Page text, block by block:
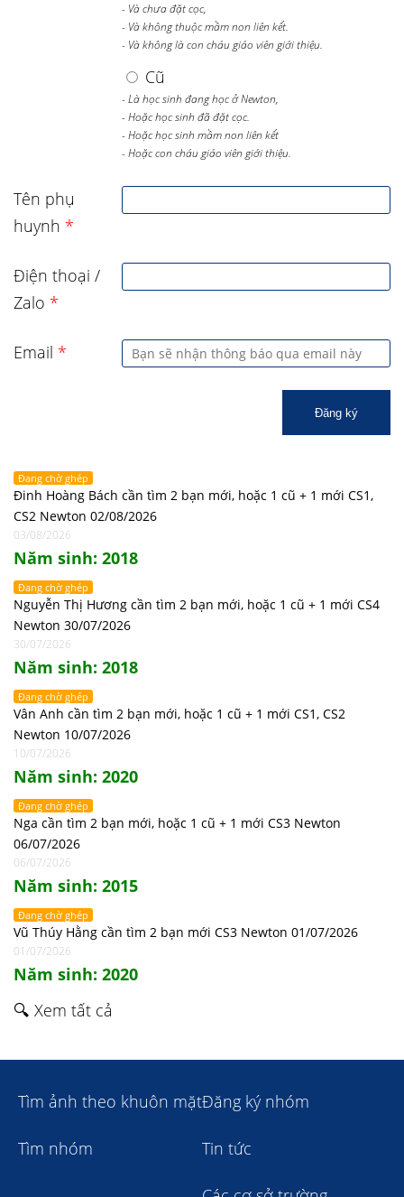
- Và chưa đặt cọc,
- Và không thuộc mầm non liên kết.
- Và không là con cháu giáo viên giới thiệu.
Cũ
- Là học sinh đang học ở Newton,
- Hoặc học sinh đã đặt cọc.
- Hoặc học sinh mầm non liên kết
- Hoặc con cháu giáo viên giới thiệu.
Tên phụ
huynh *
Điện thoại /
Zalo *
Email *
Đăng ký
Đang chờ ghép
Đinh Hoàng Bách cần tìm 2 bạn mới, hoặc 1 cũ + 1 mới CS1,
CS2 Newton 02/08/2026
03/08/2026
Năm sinh: 2018
Đang chờ ghép
Nguyễn Thị Hương cần tìm 2 bạn mới, hoặc 1 cũ + 1 mới CS4
Newton 30/07/2026
30/07/2026
Năm sinh: 2018
Đang chờ ghép
Vân Anh cần tìm 2 bạn mới, hoặc 1 cũ + 1 mới CS1, CS2
Newton 10/07/2026
10/07/2026
Năm sinh: 2020
Đang chờ ghép
Nga cần tìm 2 bạn mới, hoặc 1 cũ + 1 mới CS3 Newton
06/07/2026
06/07/2026
Năm sinh: 2015
Đang chờ ghép
Vũ Thúy Hằng cần tìm 2 bạn mới CS3 Newton 01/07/2026
01/07/2026
Năm sinh: 2020
🔍 Xem tất cả
Tìm ảnh theo khuôn mặtĐăng ký nhóm
Tìm nhóm Tin tức